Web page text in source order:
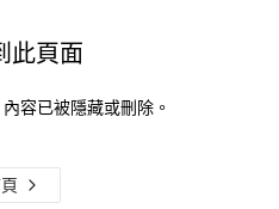
此頁面
容已被隱藏或刪除。